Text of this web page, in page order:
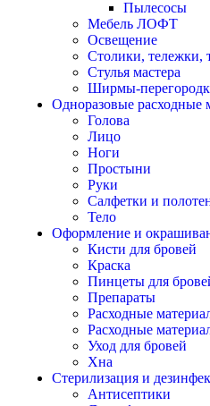
Пылесосы
Мебель ЛОФТ
Освещение
Столики, тележки,
Стулья мастера
Ширмы-
Одноразовые расходные
Голова
Лицо
Ноги
Простыни
Руки
Салфетки и
Тело
Оформление и
Кисти для бровей
Краска
Пинцеты для
Препараты
Расходные
Расходные
Уход для бровей
Хна
Стерилизация и
Антисептики